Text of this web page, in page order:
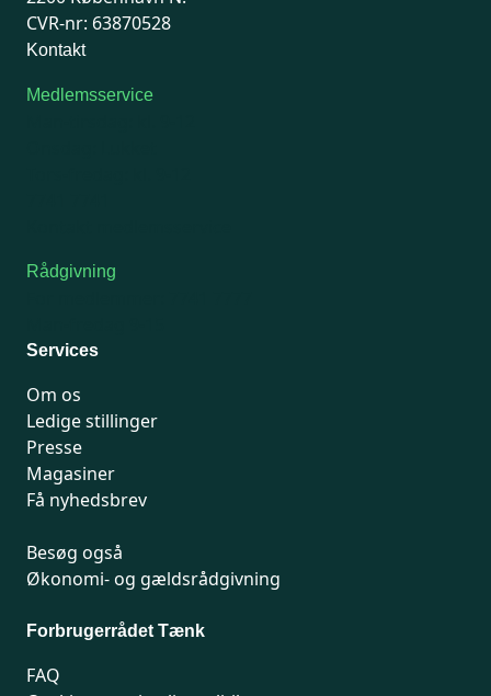
CVR-nr: 63870528
Kontakt
Medlemsservice
Rådgivning
Services
Om os
Ledige stillinger
Presse
Magasiner
Få nyhedsbrev
Besøg også
Økonomi- og gældsrådgivning
Forbrugerrådet Tænk
FAQ